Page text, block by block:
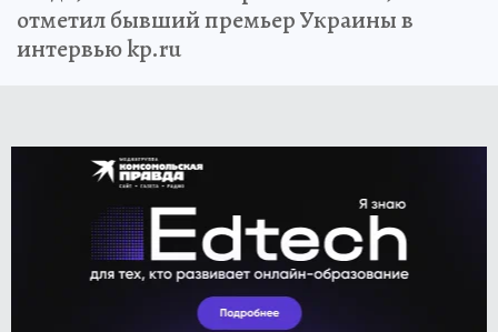
отметил бывший премьер Украины в
интервью kp.ru